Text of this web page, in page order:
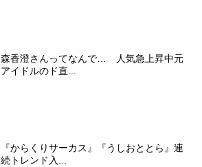
森香澄さんってなんで… 人気急上昇中元
アイドルのド直...
『からくりサーカス』『うしおととら』連
続トレンド入...